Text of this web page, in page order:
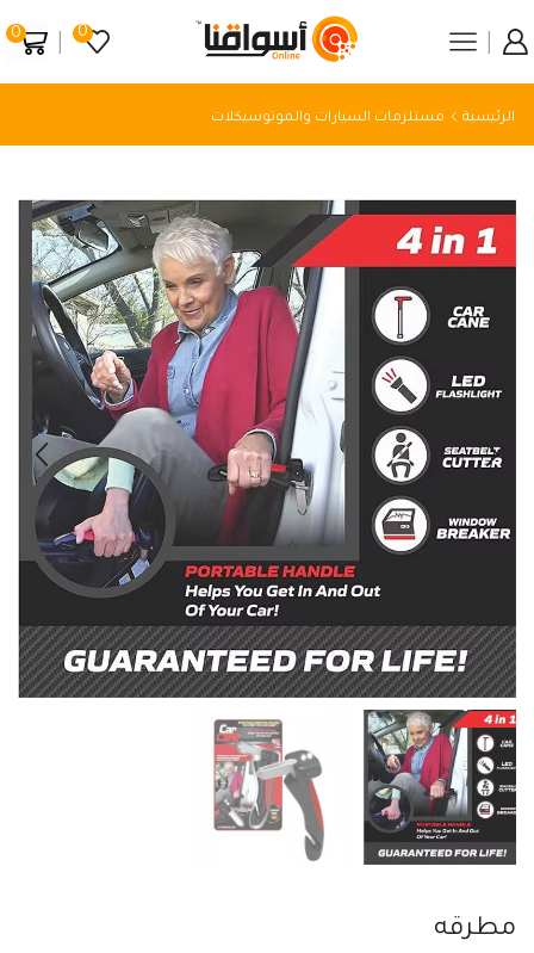
0
0
الرئيسية مستلزمات السيارات والموتوسيكلات
مطرقه